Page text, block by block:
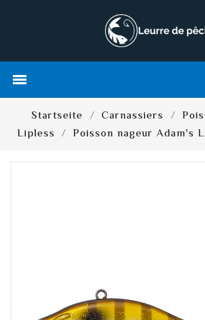

Startseite Carnassiers
Lipless
Poisson nageur Adam's